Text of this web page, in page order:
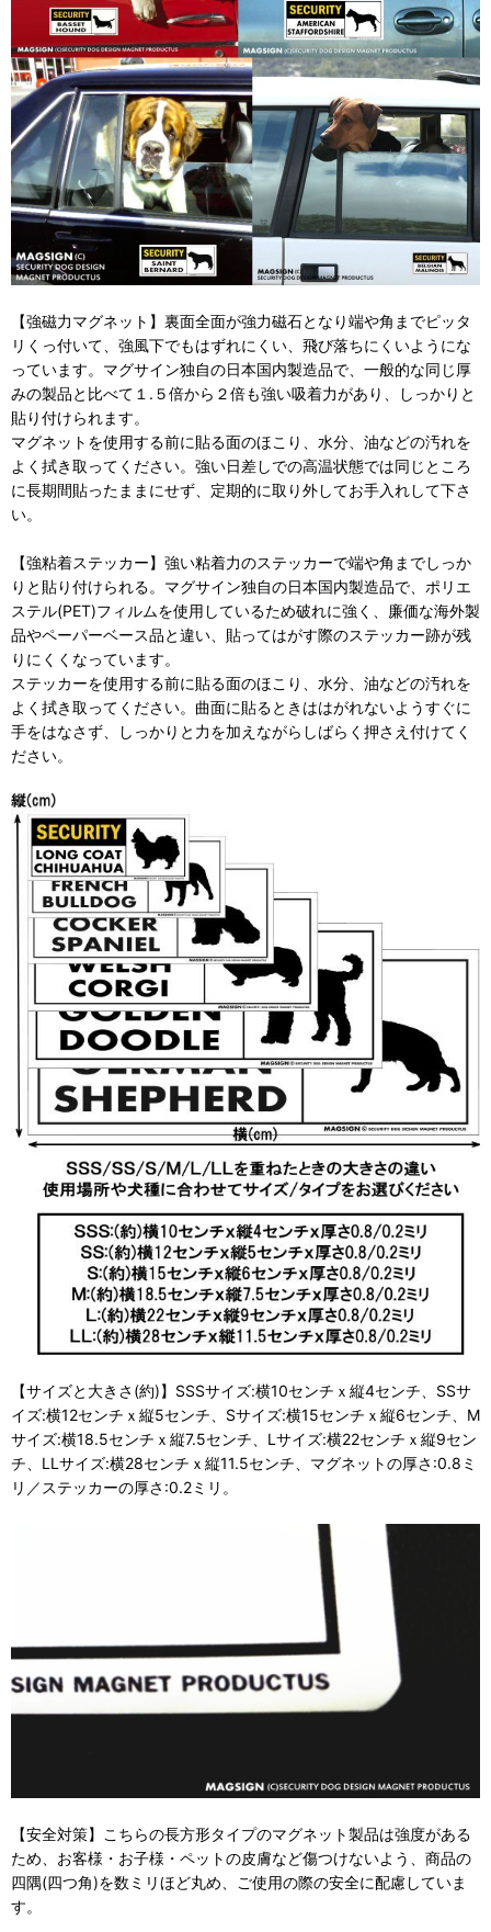
【強磁力マグネット】裏面全面が強力磁石となり端や角までピッタ
リくっ付いて、強風下でもはずれにくい、飛び落ちにくいようにな
っています。マグサイン独自の日本国内製造品で、一般的な同じ厚
みの製品と比べて１.５倍から２倍も強い吸着力があり、しっかりと
貼り付けられます。
マグネットを使用する前に貼る面のほこり、水分、油などの汚れを
よく拭き取ってください。強い日差しでの高温状態では同じところ
に長期間貼ったままにせず、定期的に取り外してお手入れして下さ
い。
【強粘着ステッカー】強い粘着力のステッカーで端や角までしっか
りと貼り付けられる。マグサイン独自の日本国内製造品で、ポリエ
ステル(PET)フィルムを使用しているため破れに強く、廉価な海外製
品やペーパーベース品と違い、貼ってはがす際のステッカー跡が残
りにくくなっています。
ステッカーを使用する前に貼る面のほこり、水分、油などの汚れを
よく拭き取ってください。曲面に貼るときははがれないようすぐに
手をはなさず、しっかりと力を加えながらしばらく押さえ付けてく
ださい。
【サイズと大きさ(約)】SSSサイズ:横10センチｘ縦4センチ、SSサ
イズ:横12センチｘ縦5センチ、Sサイズ:横15センチｘ縦6センチ、M
サイズ:横18.5センチｘ縦7.5センチ、Lサイズ:横22センチｘ縦9セン
チ、LLサイズ:横28センチｘ縦11.5センチ、マグネットの厚さ:0.8ミ
リ／ステッカーの厚さ:0.2ミリ。
【安全対策】こちらの長方形タイプのマグネット製品は強度がある
ため、お客様・お子様・ペットの皮膚など傷つけないよう、商品の
四隅(四つ角)を数ミリほど丸め、ご使用の際の安全に配慮していま
す。